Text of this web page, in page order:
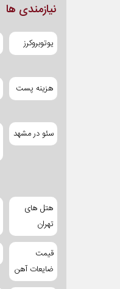
نیازمندی ها
یوتوبروکرز
هزینه پست
سئو در مشهد
هتل های
تهران
قیمت
ضایعات آهن